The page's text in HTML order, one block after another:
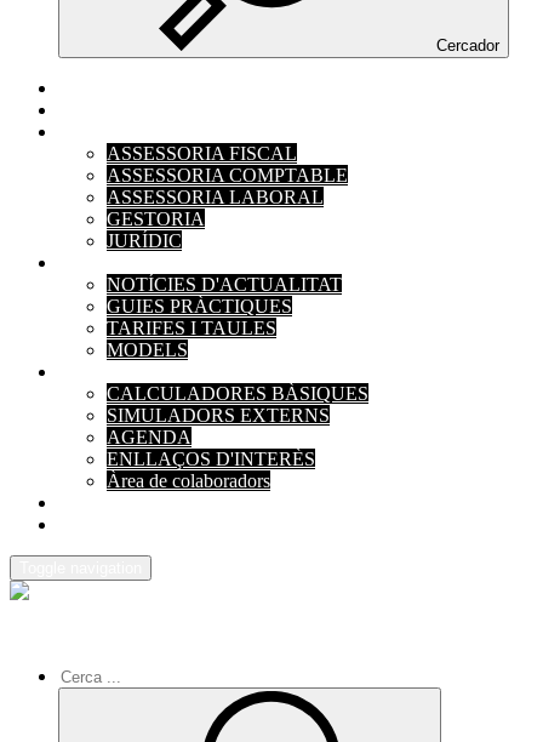
Cercador
ASSESSORIA FISCAL
ASSESSORIA COMPTABLE
ASSESSORIA LABORAL
GESTORIA
JURÍDIC
NOTÍCIES D'ACTUALITAT
GUIES PRÀCTIQUES
TARIFES I TAULES
MODELS
CALCULADORES BÀSIQUES
SIMULADORS EXTERNS
AGENDA
ENLLAÇOS D'INTERÈS
Àrea de colaboradors